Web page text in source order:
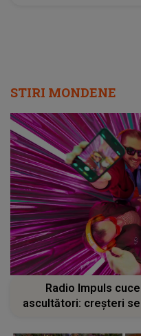
STIRI MONDENE
Radio Impuls
ascultători: creșteri